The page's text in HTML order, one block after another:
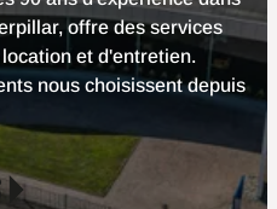
offre des services
et d'entretien.
nous choisissent depuis